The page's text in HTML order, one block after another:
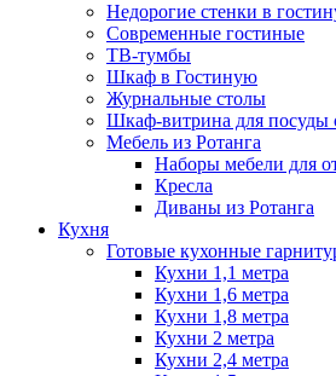
Недорогие стенки в
Современные гостиные
ТВ-тумбы
Шкаф в Гостиную
Журнальные столы
Шкаф-витрина для посуды
Мебель из Ротанга
Наборы мебели для
Кресла
Диваны из Ротанга
Кухня
Готовые кухонные
Кухни 1,1 метра
Кухни 1,6 метра
Кухни 1,8 метра
Кухни 2 метра
Кухни 2,4 метра